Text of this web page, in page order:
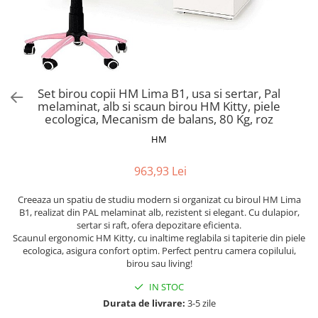
Saltele Pocket
Saltele cu arcuri impachetate
individual
Saltele Memory Pocket
Saltele Memory Pocket
Saltele cu plasa arcuri
Saltele cu spuma poliuretanica
Saltele Latex
Saltele Memory
Saltele 140x200
Saltele 160x200
Seturi de pat si saltea
Masute de toaleta
Scaune pentru living
Seturi comode living si vitrine
Mobilier birou
Scaune ergonomice
Etajere Birou
Dulap birou
Scaune pentru vizitatori
Scaune birou
Scaune profesionale
Scaune Lemn
Scaune birou copii
Scaune resigilate
Set birou copii HM Lima B1, usa si sertar, Pal
melaminat, alb si scaun birou HM Kitty, piele
ecologica, Mecanism de balans, 80 Kg, roz
HM
963,93 Lei
Creeaza un spatiu de studiu modern si organizat cu biroul HM Lima
B1, realizat din PAL melaminat alb, rezistent si elegant. Cu dulapior,
sertar si raft, ofera depozitare eficienta.
Scaunul ergonomic HM Kitty, cu inaltime reglabila si tapiterie din piele
ecologica, asigura confort optim. Perfect pentru camera copilului,
birou sau living!
IN STOC
Durata de livrare: 3-5 zile